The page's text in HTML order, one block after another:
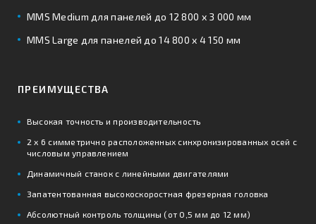
MMS Medium для панелей до 12 800 х 3 000 мм
MMS Large для панелей до 14 800 х 4 150 мм
ПРЕИМУЩЕСТВА
Высокая точность и производительность
2 х 6 симметрично расположенных синхронизированных осей с
числовым управлением
Динамичный станок с линейными двигателями
Запатентованная высокоскоростная фрезерная головка
Абсолютный контроль толщины (от 0,5 мм до 12 мм)